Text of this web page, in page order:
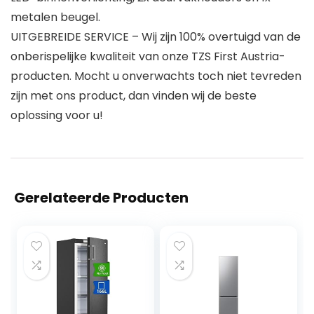
metalen beugel.
UITGEBREIDE SERVICE – Wij zijn 100% overtuigd van de
onberispelijke kwaliteit van onze TZS First Austria-
producten. Mocht u onverwachts toch niet tevreden
zijn met ons product, dan vinden wij de beste
oplossing voor u!
Gerelateerde Producten